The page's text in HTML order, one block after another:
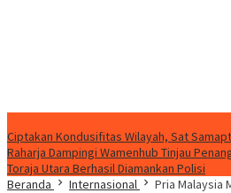
Ciptakan Kondusifitas Wilayah, Sat
Raharja Dampingi Wamenhub Tinjau
Toraja Utara Berhasil Diamankan Polisi
Beranda
Internasional Pria Malaysia